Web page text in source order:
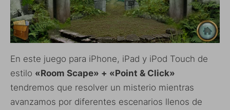
En este juego para iPhone, iPad y iPod Touch de
estilo «Room Scape» + «Point & Click»
tendremos que resolver un misterio mientras
avanzamos por diferentes escenarios llenos de